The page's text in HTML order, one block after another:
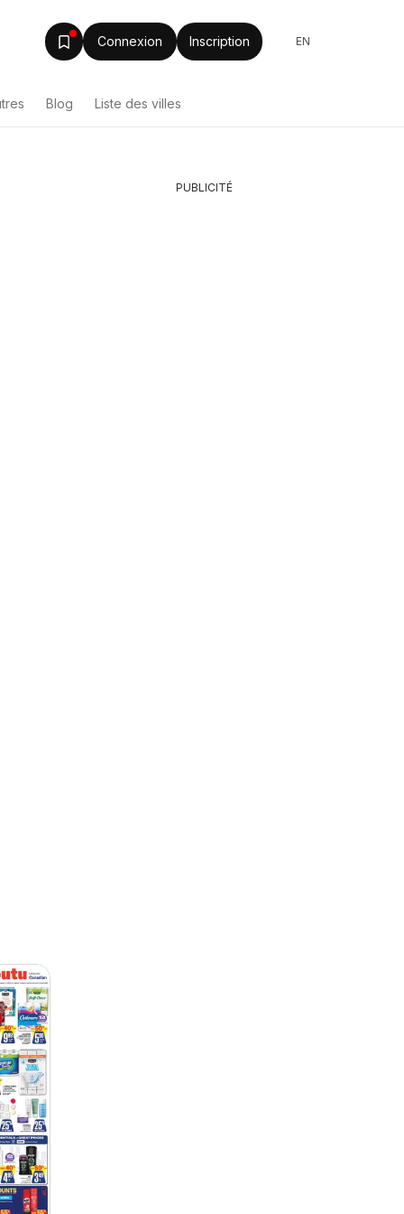
Connexion Inscription EN
Blog Liste des villes
PUBLICITÉ